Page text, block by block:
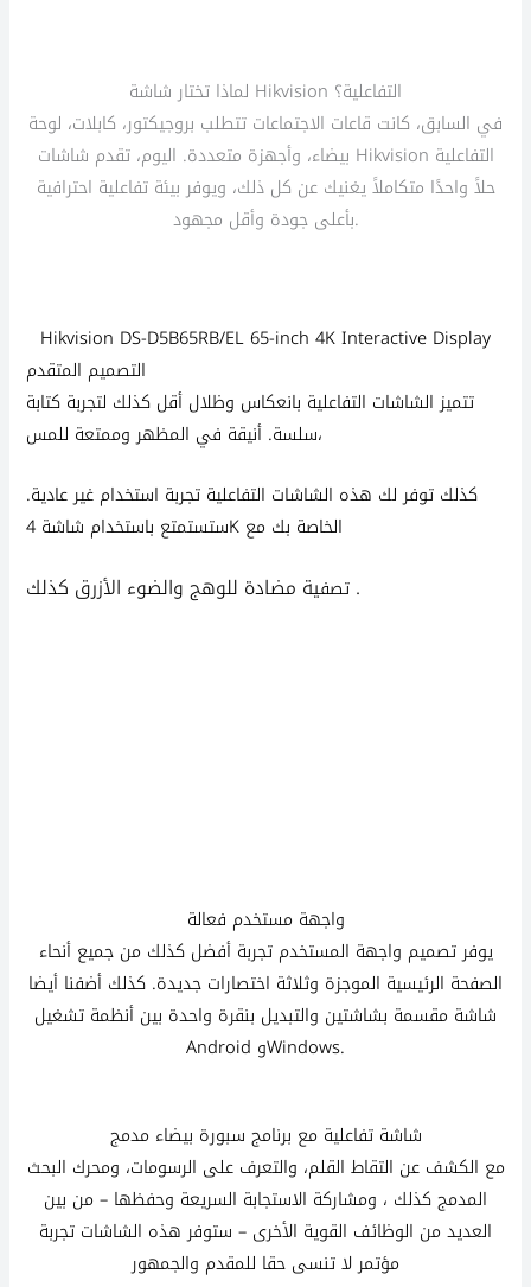
لماذا تختار شاشة Hikvision التفاعلية؟
في السابق، كانت قاعات الاجتماعات تتطلب بروجيكتور، كابلات، لوحة
بيضاء، وأجهزة متعددة. اليوم، تقدم شاشات Hikvision التفاعلية
حلاً واحدًا متكاملاً يغنيك عن كل ذلك، ويوفر بيئة تفاعلية احترافية
بأعلى جودة وأقل مجهود.
Hikvision DS-D5B65RB/EL 65-inch 4K Interactive Display
التصميم المتقدم
تتميز الشاشات التفاعلية بانعكاس وظلال أقل كذلك لتجربة كتابة
سلسة. أنيقة في المظهر وممتعة للمس،
كذلك توفر لك هذه الشاشات التفاعلية تجربة استخدام غير عادية.
ستستمتع باستخدام شاشة 4K الخاصة بك مع
تصف ية مضادة للوهج والضوء الأزرق كذلك .
واجهة مستخدم فعالة
يوفر تصميم واجهة المستخدم تجربة أفضل كذلك من جميع أنحاء
الصفحة الرئيسية الموجزة وثلاثة اختصارات جديدة. كذلك أضفنا أيضا
شاشة مقسمة بشاشتين والتبديل بنقرة واحدة بين أنظمة تشغيل
Android وWindows.
شاشة تفاعلية مع برنامج سبورة بيضاء مدمج
مع الكشف عن التقاط القلم، والتعرف على الرسومات، ومحرك البحث
المدمج كذلك ، ومشاركة الاستجابة السريعة وحفظها – من بين
العديد من الوظائف القوية الأخرى – ستوفر هذه الشاشات تجربة
مؤتمر لا تنسى حقا للمقدم والجمهور